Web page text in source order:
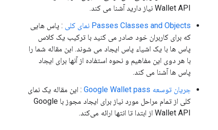
Wallet API نیاز دارید آشنا می کند.
Passes Classes and Objects نمای کلی
: پاس هایی
که برای کاربران خود صادر می کنید با ترکیب یک کلاس
پاس ها با یک اشیاء پاس ایجاد می شوند. این مقاله شما را
با هر دوی این مفاهیم و نحوه استفاده از آنها برای ایجاد
پاس ها آشنا می کند.
جریان توسعه Google Wallet pass
: این مقاله یک نمای
کلی از تمام مراحل مورد نیاز برای ایجاد مجوز با Google
Wallet API از ابتدا تا انتها ارائه می‌کند.